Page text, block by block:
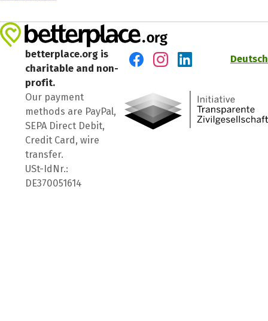
betterplace.org is
charitable and non-
profit.
Our payment
methods are PayPal,
SEPA Direct Debit,
Credit Card, wire
transfer.
USt-IdNr.:
DE370051614
Deutsch